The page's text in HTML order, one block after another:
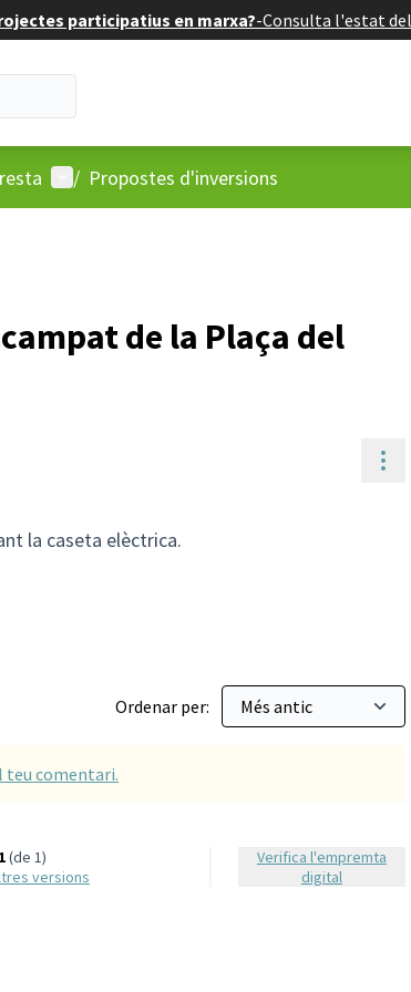
participatius en marxa?-Consulta l'estat
Menú d'usuari
/ Propostes d'inversions
de la Plaça del
la caseta elèctrica.
Ordenar per:
teu comentari.
(de 1)
versions
Verifica l'empremta
digital